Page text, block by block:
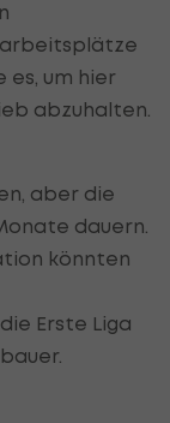
es, um hier
abzuhalten.
aber die
dauern.
könnten
Erste Liga